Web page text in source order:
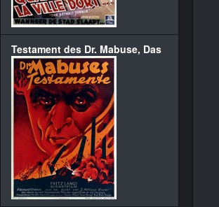
Testament des Dr. Mabuse, Das